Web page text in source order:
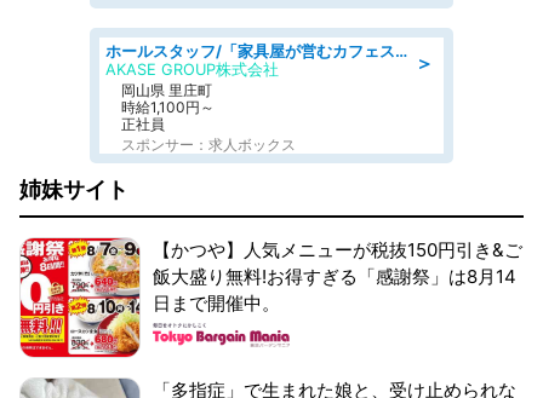
＞
ホールスタッフ/「家具屋が営むカフェスタッフ!」週2日～OK!嬉しいまかない付き/岡山県/浅口郡里庄町
AKASE GROUP株式会社
岡山県 里庄町
時給1,100円～
正社員
スポンサー：求人ボックス
姉妹サイト
【かつや】人気メニューが税抜150円引き&ご
飯大盛り無料!お得すぎる「感謝祭」は8月14
日まで開催中。
「多指症」で生まれた娘と、受け止められな